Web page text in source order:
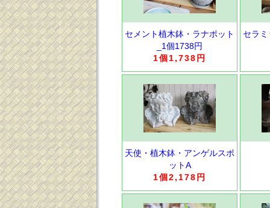
セメント植木鉢・ラナポット
_1個1738円
1個1,738円
セラ
天使・植木鉢・アンゲルスポ
ットA
1個2,178円